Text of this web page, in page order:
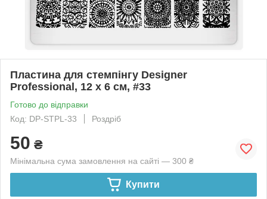
Пластина для стемпінгу Designer
Professional, 12 х 6 см, #33
Готово до відправки
Код: DP-STPL-33
Роздріб
50 ₴
Мінімальна сума замовлення на сайті — 300 ₴
Купити